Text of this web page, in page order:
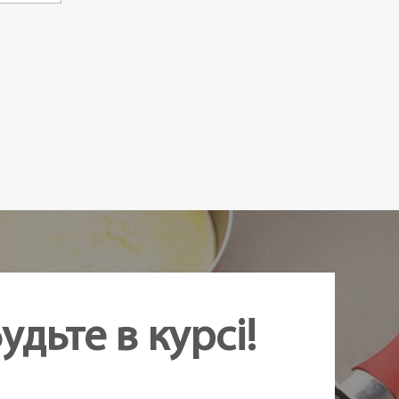
в курсі!